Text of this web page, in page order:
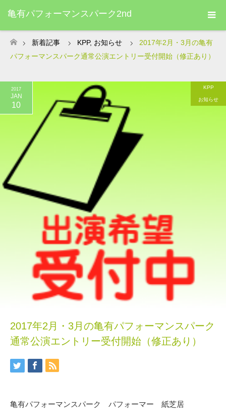
亀有パフォーマンスパーク2nd
ホーム
新着記事 KPP, お知らせ
2017年2月・3月の亀有
パフォーマンスパーク通常公演エントリー受付開始（修正あり）
2017
JAN
10
KPP
お知らせ
2017年2月・3月の亀有パフォーマンスパーク
通常公演エントリー受付開始（修正あり）
亀有パフォーマンスパーク パフォーマー 紙芝居